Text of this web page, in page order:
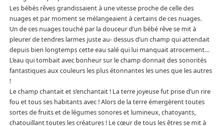
Les bébés rêves grandissaient à une vitesse proche de celle des
nuages et par moment se mélangeaient à certains de ces nuages.
Un de ces nuages touché par la douceur d’un bébé rêve se mit à
pleurer de tendres larmes juste au- dessus d’un champ qui attendait
depuis bien longtemps cette eau salé qui lui manquait atrocement…
L’eau qui tombait avec bonheur sur le champ donnait des sonorités
fantastiques aux couleurs les plus étonnantes les unes que les autres
!
Le champ chantait et s’enchantait ! La terre joyeuse fut prise d’un rire
fou et tous ses habitants avec ! Alors de la terre émergèrent toutes
sortes de fruits et de légumes sonores et lumineux, chatoyants,
chatouillant toutes les créatures ! Le cœur de tous les êtres se mit à